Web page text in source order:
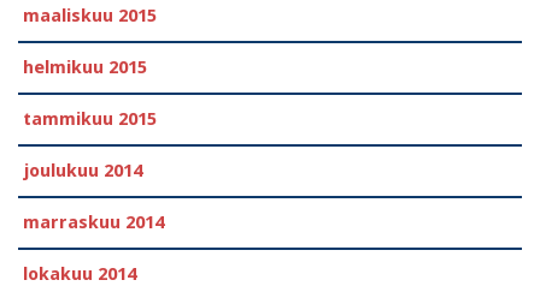
maaliskuu 2015
helmikuu 2015
tammikuu 2015
joulukuu 2014
marraskuu 2014
lokakuu 2014